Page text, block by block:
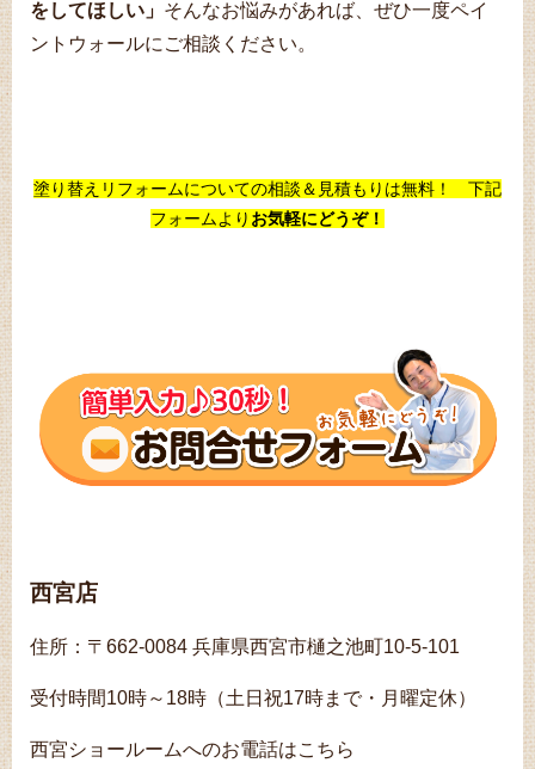
をしてほしい」 そんなお悩みがあれば、ぜひ一度ペイ
ントウォールにご相談ください。
塗り替えリフォームについての相談＆見積もりは無料！ 下記
フォームより お気軽にどうぞ！
西宮店
住所：〒662-0084 兵庫県西宮市樋之池町10-5-101
受付時間10時～18時（土日祝17時まで・月曜定休）
西宮ショールームへのお電話はこちら